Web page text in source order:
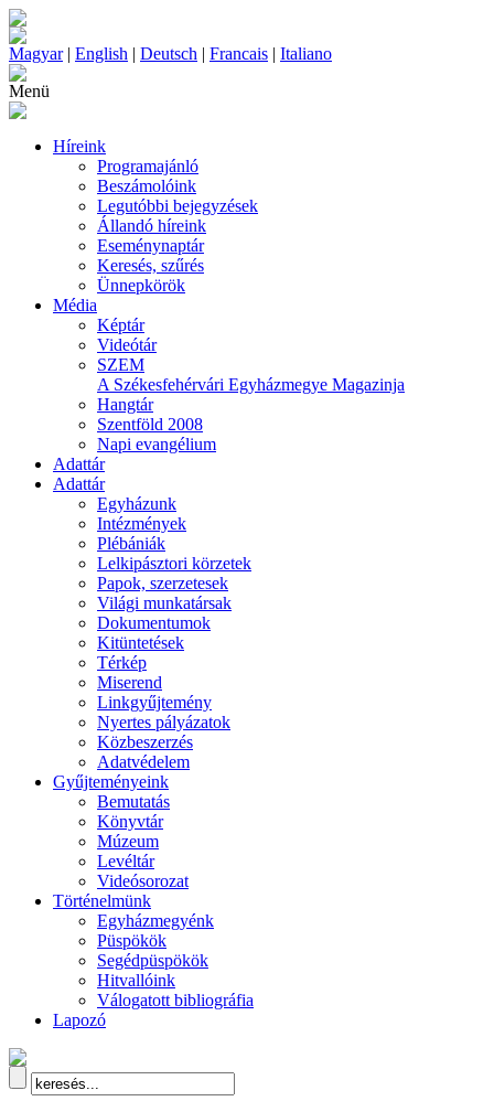
Magyar| English | Deutsch | Francais | Italiano
Menü
Híreink
Programajánló
Beszámolóink
Legutóbbi bejegyzések
Állandó híreink
Eseménynaptár
Keresés, szűrés
Ünnepkörök
Média
Képtár
Videótár
SZEM
A Székesfehérvári Egyházmegye Magazinja
Hangtár
Szentföld 2008
Napi evangélium
Adattár
Adattár
Egyházunk
Intézmények
Plébániák
Lelkipásztori körzetek
Papok, szerzetesek
Világi munkatársak
Dokumentumok
Kitüntetések
Térkép
Miserend
Linkgyűjtemény
Nyertes pályázatok
Közbeszerzés
Adatvédelem
Gyűjteményeink
Bemutatás
Könyvtár
Múzeum
Levéltár
Videósorozat
Történelmünk
Egyházmegyénk
Püspökök
Segédpüspökök
Hitvallóink
Válogatott bibliográfia
Lapozó